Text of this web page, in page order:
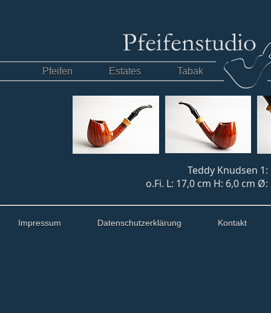
Pfeifen Estates Tabak
Teddy Knudsen 1:
o.Fi. L: 17,0 cm H: 6,0 cm
Impressum Datenschutzerklärung Kontakt